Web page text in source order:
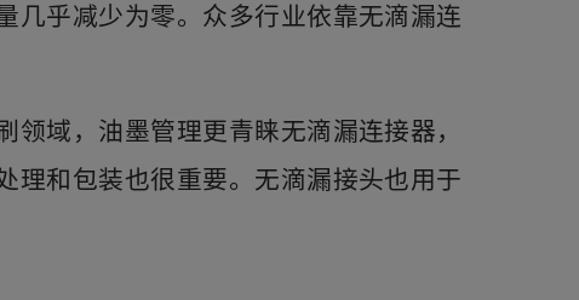
几乎减少为零。众多行业依靠无滴漏连
域，油墨管理更青睐无滴漏连接器，
理和包装也很重要。无滴漏接头也用于